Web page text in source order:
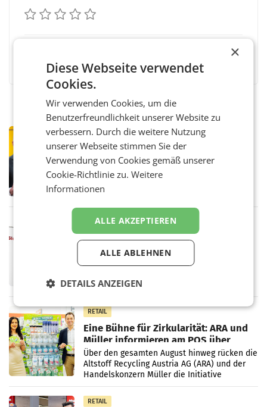
PRIMENEWS
Österreichische Post: Umsatzplus im
ersten Halbjahr trotz schwachem
Briefgeschäft
WIEN Die Österreichische Post AG hat im
von 1.544,0 Mio. EUR erwirtschaftet, was
einem Plus von 3,8 Prozent gegenüber dem
Vergleichszeitraum
MARKETING & MEDIA
ProSiebenSat.1 spart und macht
überraschend viel Gewinn
UNTERFÖHRING/MAILAND/AMSTERDAM. Der
Fernsehkonzern ProSiebenSat.1 hat im
Frühjahr dank Kostensenkungen operativ
RETAIL
Eine Bühne für Zirkularität: ARA und
Müller informieren am POS über
Kreislauffähigkeit
Über den gesamten August hinweg rücken die
Altstoff Recycling Austria AG (ARA) und der
Handelskonzern Müller die Initiative
„Kreislauf-Helden“ in allen österreichischen
Müller-Filialen
RETAIL
×
Diese Webseite verwendet
Cookies.
Wir verwenden Cookies, um die
Benutzerfreundlichkeit unserer Website zu
verbessern. Durch die weitere Nutzung
unserer Webseite stimmen Sie der
Verwendung von Cookies gemäß unserer
Cookie-Richtlinie zu.Weitere
Informationen
ALLE AKZEPTIEREN
ALLE ABLEHNEN
DETAILS ANZEIGEN